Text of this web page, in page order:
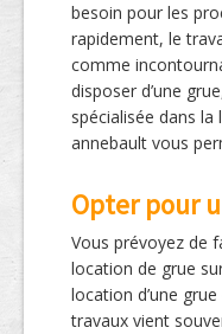
besoin pour les
rapidement, le
comme
disposer d’une
spécialisée dans
annebault vous
Opter pour
Vous prévoyez de
location de grue
location d’une
travaux vient